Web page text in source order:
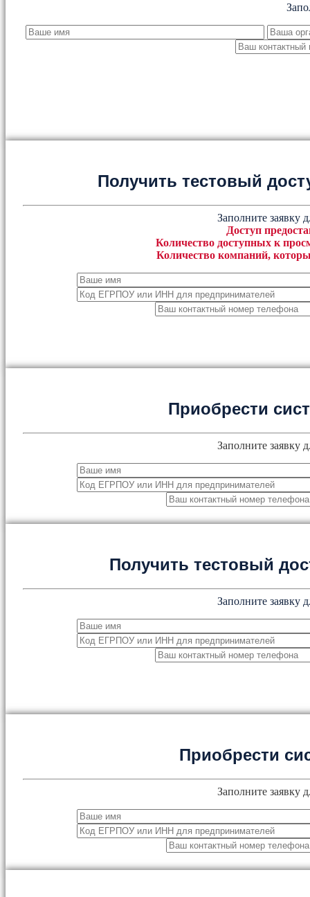
Получить тестовый
Заполните заявку
Доступ
Количество доступных к
Количество компаний,
Приобрести
Заполните заявку
Получить тестовый
Заполните заявку
Приобрести
Заполните заявку